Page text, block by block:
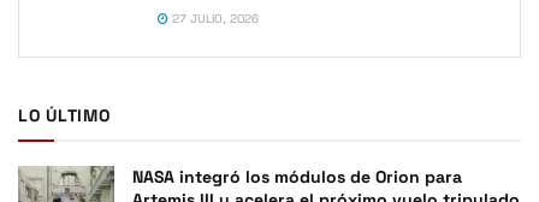
27 JULIO, 2026
LO ÚLTIMO
NASA integró los módulos de Orion para